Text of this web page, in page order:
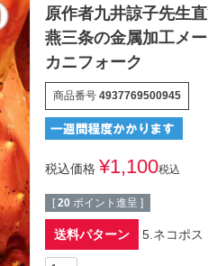
原作者九井諒子先生
燕三条の金属加工メ
カニフォーク
商品番号 4937769500945
税込価格 ¥1,100税込
[ 20 ポイント進呈 ]
送料パターン 5.ネコポス